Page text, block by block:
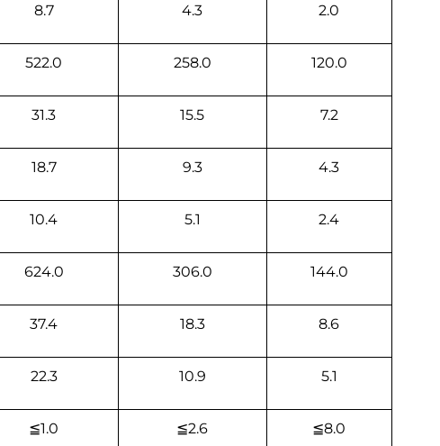
8.7 4.3 2.0
522.0 258.0 120.0
31.3 15.5 7.2
18.7 9.3 4.3
10.4 5.1 2.4
624.0 306.0 144.0
37.4 18.3 8.6
22.3 10.9 5.1
≦1.0 ≦2.6 ≦8.0